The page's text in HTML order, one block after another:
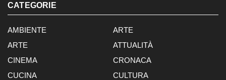
CATEGORIE
AMBIENTE
ARTE
ARTE
ATTUALITÀ
CINEMA
CRONACA
CUCINA
CULTURA